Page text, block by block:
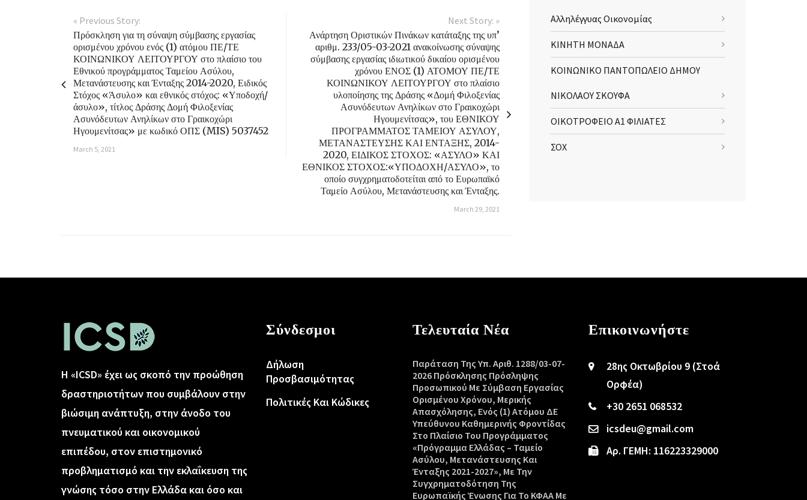
« Previous Story:
Πρόσκληση για τη σύναψη σύμβασης εργασίας
ορισμένου χρόνου ενός (1) ατόμου ΠΕ/ΤΕ
ΚΟΙΝΩΝΙΚΟΥ ΛΕΙΤΟΥΡΓΟΥ στο πλαίσιο του
Εθνικού προγράμματος Ταμείου Ασύλου,
Μετανάστευσης και Ένταξης 2014-2020, Ειδικός
Στόχος «Άσυλο» και εθνικός στόχος: «Υποδοχή/
άσυλο», τίτλος Δράσης Δομή Φιλοξενίας
Ασυνόδευτων Ανηλίκων στο Γραικοχώρι
Ηγουμενίτσας» με κωδικό ΟΠΣ (MIS) 5037452
March 5, 2021
Next Story: »
Ανάρτηση Οριστικών Πινάκων κατάταξης της υπ’
αριθμ. 233/05-03-2021 ανακοίνωσης σύναψης
σύμβασης εργασίας ιδιωτικού δικαίου ορισμένου
χρόνου ΕΝΟΣ (1) ΑΤΟΜΟΥ ΠΕ/ΤΕ
ΚΟΙΝΩΝΙΚΟΥ ΛΕΙΤΟΥΡΓΟΥ στο πλαίσιο
υλοποίησης της Δράσης «Δομή Φιλοξενίας
Ασυνόδευτων Ανηλίκων στο Γραικοχώρι
Ηγουμενίτσας», του ΕΘΝΙΚΟΥ
ΠΡΟΓΡΑΜΜΑΤΟΣ ΤΑΜΕΙΟΥ ΑΣΥΛΟΥ,
ΜΕΤΑΝΑΣΤΕΥΣΗΣ ΚΑΙ ΕΝΤΑΞΗΣ, 2014-
2020, ΕΙΔΙΚΟΣ ΣΤΟΧΟΣ: «ΑΣΥΛΟ» ΚΑΙ
ΕΘΝΙΚΟΣ ΣΤΟΧΟΣ:«ΥΠΟΔΟΧΗ/ΑΣΥΛΟ», το
οποίο συγχρηματοδοτείται από το Ευρωπαϊκό
Ταμείο Ασύλου, Μετανάστευσης και Ένταξης.
March 29, 2021
Αλληλέγγυας Οικονομίας
ΚΙΝΗΤΗ ΜΟΝΑΔΑ
ΚΟΙΝΩΝΙΚΟ ΠΑΝΤΟΠΩΛΕΙΟ ΔΗΜΟΥ
ΝΙΚΟΛΑΟΥ ΣΚΟΥΦΑ
ΟΙΚΟΤΡΟΦΕΙΟ Α1 ΦΙΛΙΑΤΕΣ
ΣΟΧ
Η «ICSD» έχει ως σκοπό την προώθηση
δραστηριοτήτων που συμβάλουν στην
βιώσιμη ανάπτυξη, στην άνοδο του
πνευματικού και οικονομικού
επιπέδου, στον επιστημονικό
προβληματισμό και την εκλαΐκευση της
γνώσης τόσο στην Ελλάδα και όσο και
Σύνδεσμοι
Δήλωση
Προσβασιμότητας
Πολιτικές Και Κώδικες
Τελευταία Νέα
Παράταση Της Υπ. Αριθ. 1288/03-07-
2026 Πρόσκλησης Πρόσληψης
Προσωπικού Με Σύμβαση Εργασίας
Ορισμένου Χρόνου, Μερικής
Απασχόλησης, Ενός (1) Ατόμου ΔΕ
Υπεύθυνου Καθημερινής Φροντίδας
Στο Πλαίσιο Του Προγράμματος
«Πρόγραμμα Ελλάδας – Ταμείο
Ασύλου, Μετανάστευσης Και
Ένταξης 2021-2027», Με Την
Συγχρηματοδότηση Της
Ευρωπαϊκής Ένωσης Για Το ΚΦΑΑ Με
Επικοινωνήστε
28ης Οκτωβρίου 9 (Στοά
Ορφέα)
+30 2651 068532
icsdeu@gmail.com
Αρ. ΓΕΜΗ: 116223329000